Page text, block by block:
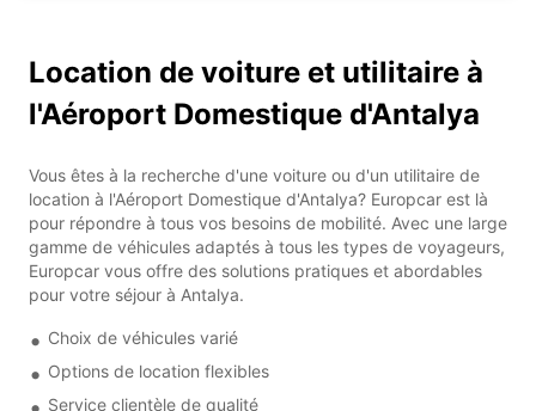
Location de voiture et utilitaire à
l'Aéroport Domestique d'Antalya
Vous êtes à la recherche d'une voiture ou d'un utilitaire de
location à l'Aéroport Domestique d'Antalya? Europcar est là
pour répondre à tous vos besoins de mobilité. Avec une large
gamme de véhicules adaptés à tous les types de voyageurs,
Europcar vous offre des solutions pratiques et abordables
pour votre séjour à Antalya.
Choix de véhicules varié
Options de location flexibles
Service clientèle de qualité